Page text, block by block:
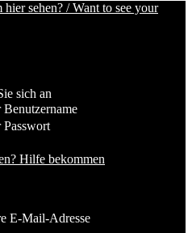
sehen? / Want to see your
sich an
Benutzername
Passwort
Hilfe bekommen
E-Mail-Adresse